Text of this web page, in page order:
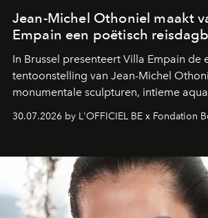
Jean-Michel Othoniel maakt
Empain een poëtisch
In Brussel presenteert Villa Empain de
tentoonstelling van Jean-Michel
monumentale sculpturen, intieme
fonkelend Murano-glas creëert de
een emotionele reis waarin elk werk
moment van verwondering.
30.07.2026 by L'OFFICIEL BE x Fondation